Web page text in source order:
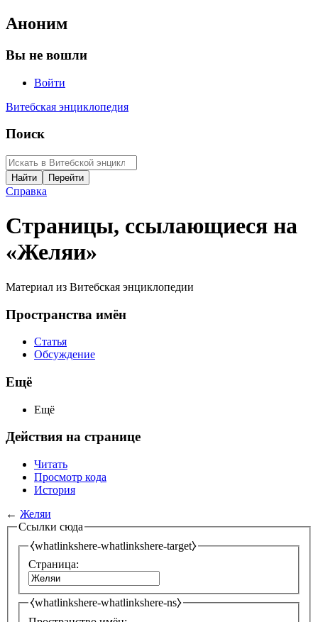
Аноним
Вы не вошли
Войти
Витебская энциклопедия
Поиск
Справка
Страницы, ссылающиеся на
«Желяи»
Материал из Витебская энциклопедии
Пространства имён
Статья
Обсуждение
Ещё
Ещё
Действия на странице
Читать
Просмотр кода
История
← Желяи
Ссылки сюда
⧼whatlinkshere-whatlinkshere-target⧽
Страница:
⧼whatlinkshere-whatlinkshere-ns⧽